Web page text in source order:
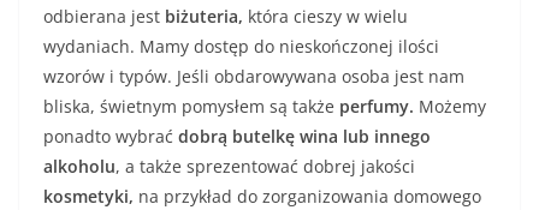
odbierana jest biżuteria, która cieszy w wielu
wydaniach. Mamy dostęp do nieskończonej ilości
wzorów i typów. Jeśli obdarowywana osoba jest nam
bliska, świetnym pomysłem są także perfumy. Możemy
ponadto wybrać dobrą butelkę wina lub innego
alkoholu, a także sprezentować dobrej jakości
kosmetyki, na przykład do zorganizowania domowego